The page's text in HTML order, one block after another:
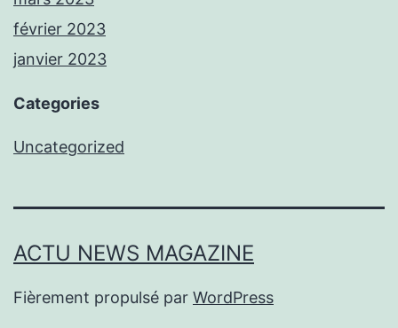
février 2023
janvier 2023
Categories
Uncategorized
ACTU NEWS MAGAZINE
Fièrement propulsé par WordPress